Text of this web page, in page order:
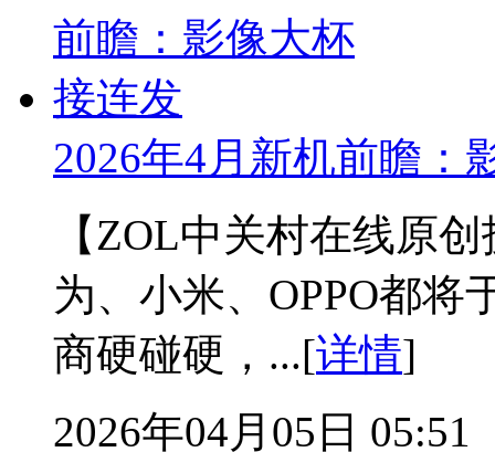
2026年4月新机前瞻：
【ZOL中关村在线原
为、小米、OPPO都将
商硬碰硬，...[详情]
2026年04月05日 05:51